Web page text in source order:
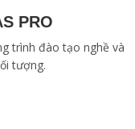
PRO
trình đào tạo nghề và
tượng.